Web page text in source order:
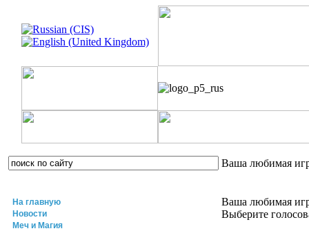
На главную
Новости
Меч и Магия
Ваша любимая
Ваша любимая
Выберите